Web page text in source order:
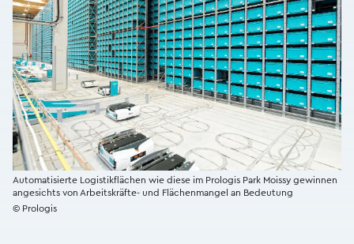
Automatisierte Logistikflächen wie diese im Prologis Park Moissy gewinnen
angesichts von Arbeitskräfte- und Flächenmangel an Bedeutung
© Prologis